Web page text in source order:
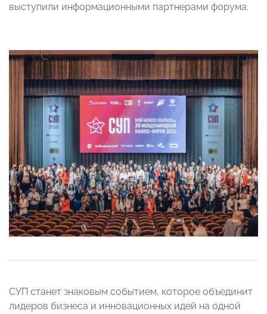
выступили информационными партнерами форума.
СУП станет знаковым событием, которое объединит
лидеров бизнеса и инновационных идей на одной